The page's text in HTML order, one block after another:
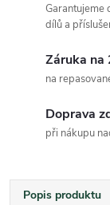
Garantujeme
dílů a
Záruka na
na
Doprava
při nákupu
Popis produktu